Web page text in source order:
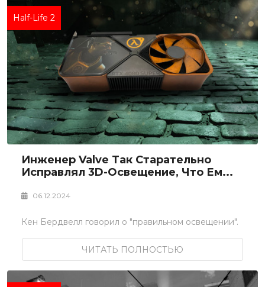
Half-Life 2
Инженер Valve Так Старательно
Исправлял 3D-Освещение, Что Ем...
06.12.2024
Кен Бердвелл говорил о "правильном освещении".
ЧИТАТЬ ПОЛНОСТЬЮ